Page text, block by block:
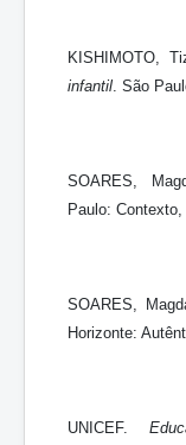
KISHIMOTO,
infantil . São
SOARES,
Paulo: Contexto,
SOARES,
Horizonte:
UNICEF.